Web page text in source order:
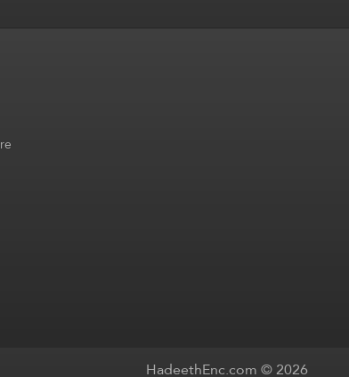
HadeethEnc.com © 2026